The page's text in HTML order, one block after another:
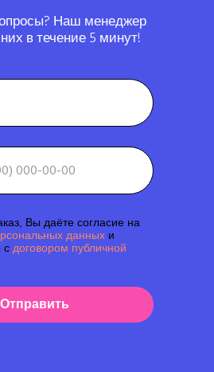
Вы даёте согласие на
данных и
с договором публичной
Отправить
Наш менеджер
в течение 5 минут!